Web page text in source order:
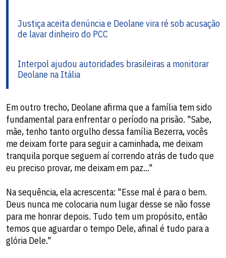
Justiça aceita denúncia e Deolane vira ré sob acusação
de lavar dinheiro do PCC
Interpol ajudou autoridades brasileiras a monitorar
Deolane na Itália
Em outro trecho, Deolane afirma que a família tem sido
fundamental para enfrentar o período na prisão. "Sabe,
mãe, tenho tanto orgulho dessa família Bezerra, vocês
me deixam forte para seguir a caminhada, me deixam
tranquila porque seguem aí correndo atrás de tudo que
eu preciso provar, me deixam em paz..."
Na sequência, ela acrescenta: "Esse mal é para o bem.
Deus nunca me colocaria num lugar desse se não fosse
para me honrar depois. Tudo tem um propósito, então
temos que aguardar o tempo Dele, afinal é tudo para a
glória Dele."